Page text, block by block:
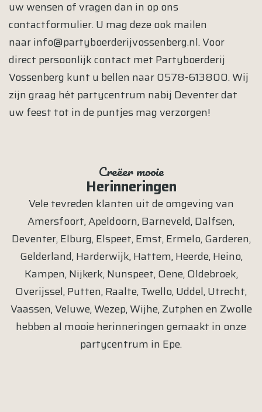
uw wensen of vragen dan in op ons
contactformulier. U mag deze ook mailen
naarinfo@partyboerderijvossenberg.nl. Voor
direct persoonlijk contact met Partyboerderij
Vossenberg kunt u bellen naar0578-613800. Wij
zijn graag hét partycentrum nabij Deventer dat
uw feest tot in de puntjes mag verzorgen!
Creëer mooie
Herinneringen
Vele tevreden klanten uit de omgeving van
Amersfoort,Apeldoorn,Barneveld,Dalfsen,
Deventer,Elburg,Elspeet,Emst,Ermelo,Garderen,
Gelderland,Harderwijk,Hattem,Heerde,Heino,
Kampen,Nijkerk,Nunspeet,Oene,Oldebroek,
Overijssel,Putten,Raalte,Twello,Uddel,Utrecht,
Vaassen,Veluwe,Wezep,Wijhe,Zutphenen Zwolle
hebben al mooie herinneringen gemaakt in onze
partycentrum in Epe.